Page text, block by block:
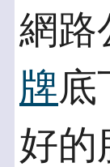
網路
牌底
好的